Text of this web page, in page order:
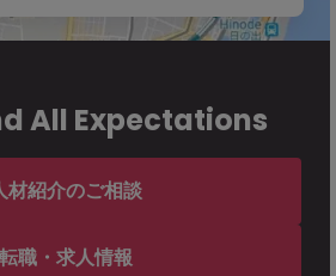
All Expectations
材紹介のご相談
転職・求人情報